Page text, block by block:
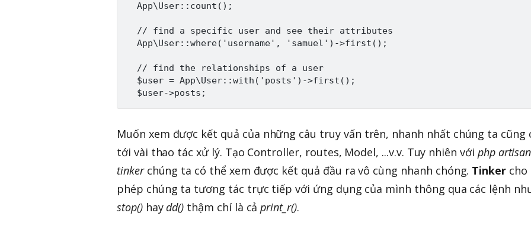
  App\User::count();
  // find a specific user and see their attributes
  App\User::where('username', 'samuel')->first();
  // find the relationships of a user
  $user = App\User::with('posts')->first();
Muốn xem được kết quả của những câu truy vấn trên, nhanh nhất chúng ta cũng
tới vài thao tác xử lý. Tạo Controller, routes, Model, ...v.v. Tuy nhiên với php artisan
tinkerchúng ta có thể xem được kết quả đầu ra vô cùng nhanh chóng. Tinker cho
phép chúng ta tương tác trực tiếp với ứng dụng của mình thông qua các lệnh
stop()hay dd() thậm chí là cảprint_r().